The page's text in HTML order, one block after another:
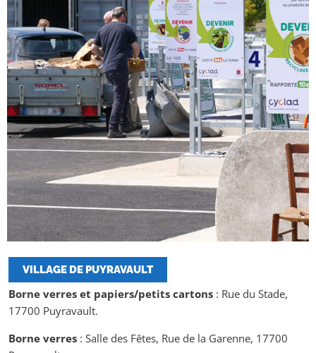
VILLAGE DE PUYRAVAULT
Borne verres et papiers/petits cartons : Rue du Stade,
17700 Puyravault.
Borne verres : Salle des Fêtes, Rue de la Garenne, 17700